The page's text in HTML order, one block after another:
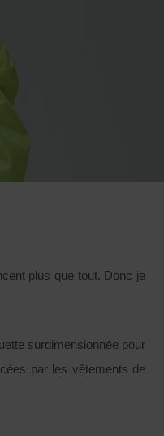
plus que tout. Donc je
surdimensionnée pour
par les vêtements de